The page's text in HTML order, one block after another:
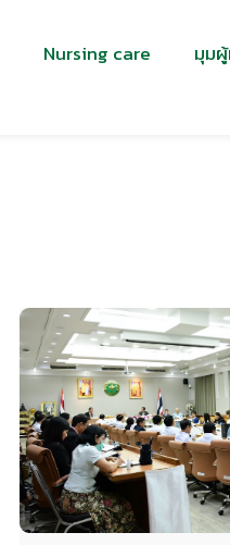
Nursing care มุม